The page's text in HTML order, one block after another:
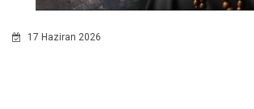
17 Haziran 2026